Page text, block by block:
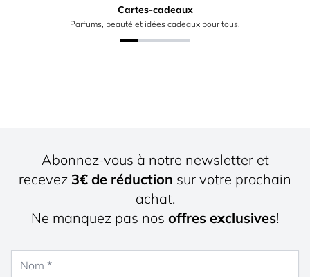
Cartes-cadeaux
Parfums, beauté et idées cadeaux pour tous.
Abonnez-vous à notre newsletter et
recevez 3€ de réduction sur votre prochain
achat.
Ne manquez pas nos offres exclusives!